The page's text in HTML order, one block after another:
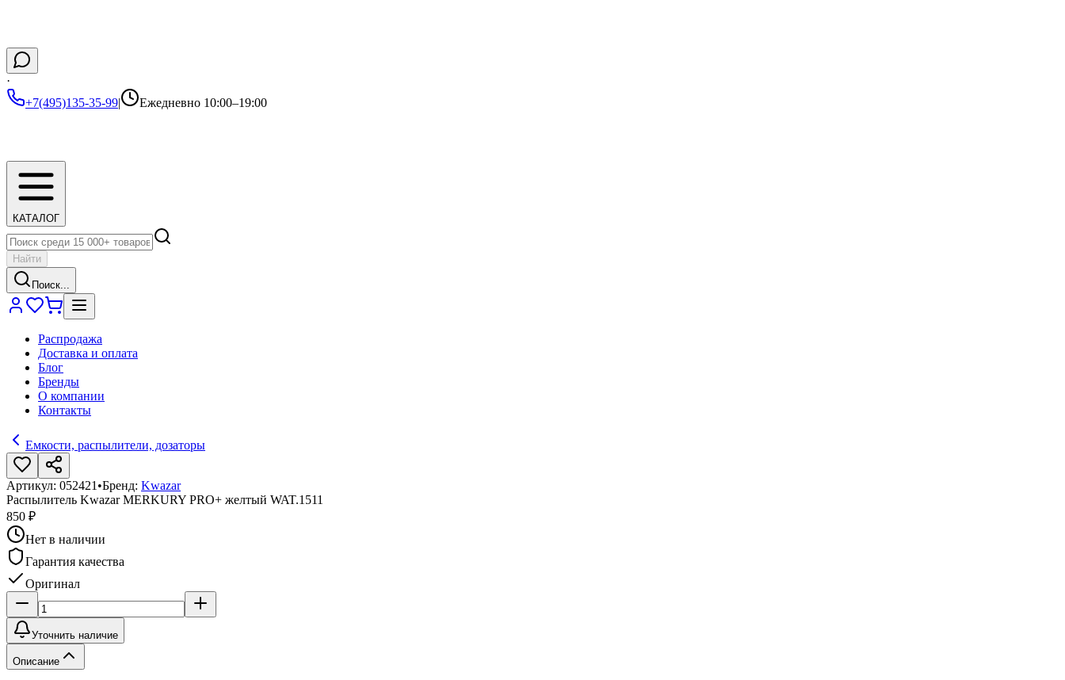
·
+7(495)135-35-99| Ежедневно 10:00–19:00
КАТАЛОГ
Найти
Поиск...
Распродажа
Доставка и оплата
Блог
Бренды
О компании
Контакты
Емкости, распылители, дозаторы
Артикул: 052421 •Бренд: Kwazar
Распылитель Kwazar MERKURY PRO+ желтый WAT.1511
850 ₽
Нет в наличии
Гарантия качества
Оригинал
Уточнить наличие
Описание